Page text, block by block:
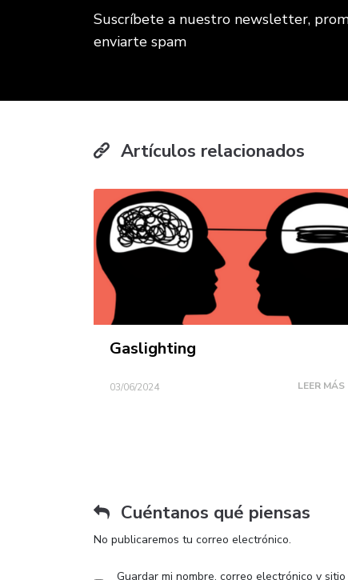
Suscríbete a nuestro newsletter,
enviarte spam
Artículos relacionados
Gaslighting
03/06/2024 LEER MÁS
Cuéntanos qué piensas
No publicaremos tu correo electrónico.
Guardar mi nombre, correo electrónico y